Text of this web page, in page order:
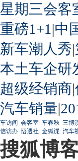
星期三会客
重磅1+1 |中
新车潮人秀|
本土车企研
超级经销商|
汽车销量|
车访间 会客室 车春秋 三博
信访办 悟透社 金狐谍 汽车
搜狐博